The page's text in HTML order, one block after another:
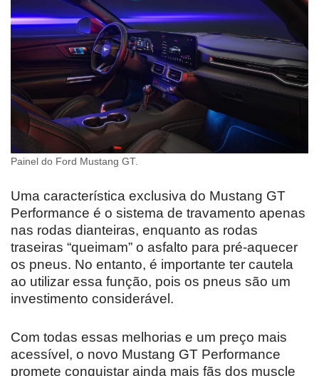
Painel do Ford Mustang GT.
Uma característica exclusiva do Mustang GT
Performance é o sistema de travamento apenas
nas rodas dianteiras, enquanto as rodas
traseiras “queimam” o asfalto para pré-aquecer
os pneus. No entanto, é importante ter cautela
ao utilizar essa função, pois os pneus são um
investimento considerável.
Com todas essas melhorias e um preço mais
acessível, o novo Mustang GT Performance
promete conquistar ainda mais fãs dos muscle